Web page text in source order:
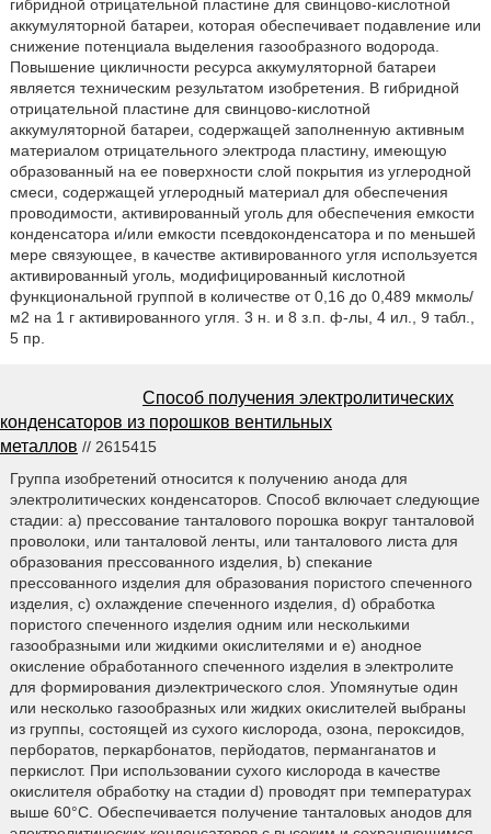
гибридной отрицательной пластине для свинцово-кислотной
аккумуляторной батареи, которая обеспечивает подавление или
снижение потенциала выделения газообразного водорода.
Повышение цикличности ресурса аккумуляторной батареи
является техническим результатом изобретения. В гибридной
отрицательной пластине для свинцово-кислотной
аккумуляторной батареи, содержащей заполненную активным
материалом отрицательного электрода пластину, имеющую
образованный на ее поверхности слой покрытия из углеродной
смеси, содержащей углеродный материал для обеспечения
проводимости, активированный уголь для обеспечения емкости
конденсатора и/или емкости псевдоконденсатора и по меньшей
мере связующее, в качестве активированного угля используется
активированный уголь, модифицированный кислотной
функциональной группой в количестве от 0,16 до 0,489 мкмоль/
м2 на 1 г активированного угля. 3 н. и 8 з.п. ф-лы, 4 ил., 9 табл.,
5 пр.
Способ получения электролитических
конденсаторов из порошков вентильных
металлов // 2615415
Группа изобретений относится к получению анода для
электролитических конденсаторов. Способ включает следующие
стадии: a) прессование танталового порошка вокруг танталовой
проволоки, или танталовой ленты, или танталового листа для
образования прессованного изделия, b) спекание
прессованного изделия для образования пористого спеченного
изделия, c) охлаждение спеченного изделия, d) обработка
пористого спеченного изделия одним или несколькими
газообразными или жидкими окислителями и e) анодное
окисление обработанного спеченного изделия в электролите
для формирования диэлектрического слоя. Упомянутые один
или несколько газообразных или жидких окислителей выбраны
из группы, состоящей из сухого кислорода, озона, пероксидов,
перборатов, перкарбонатов, перйодатов, перманганатов и
перкислот. При использовании сухого кислорода в качестве
окислителя обработку на стадии d) проводят при температурах
выше 60°С. Обеспечивается получение танталовых анодов для